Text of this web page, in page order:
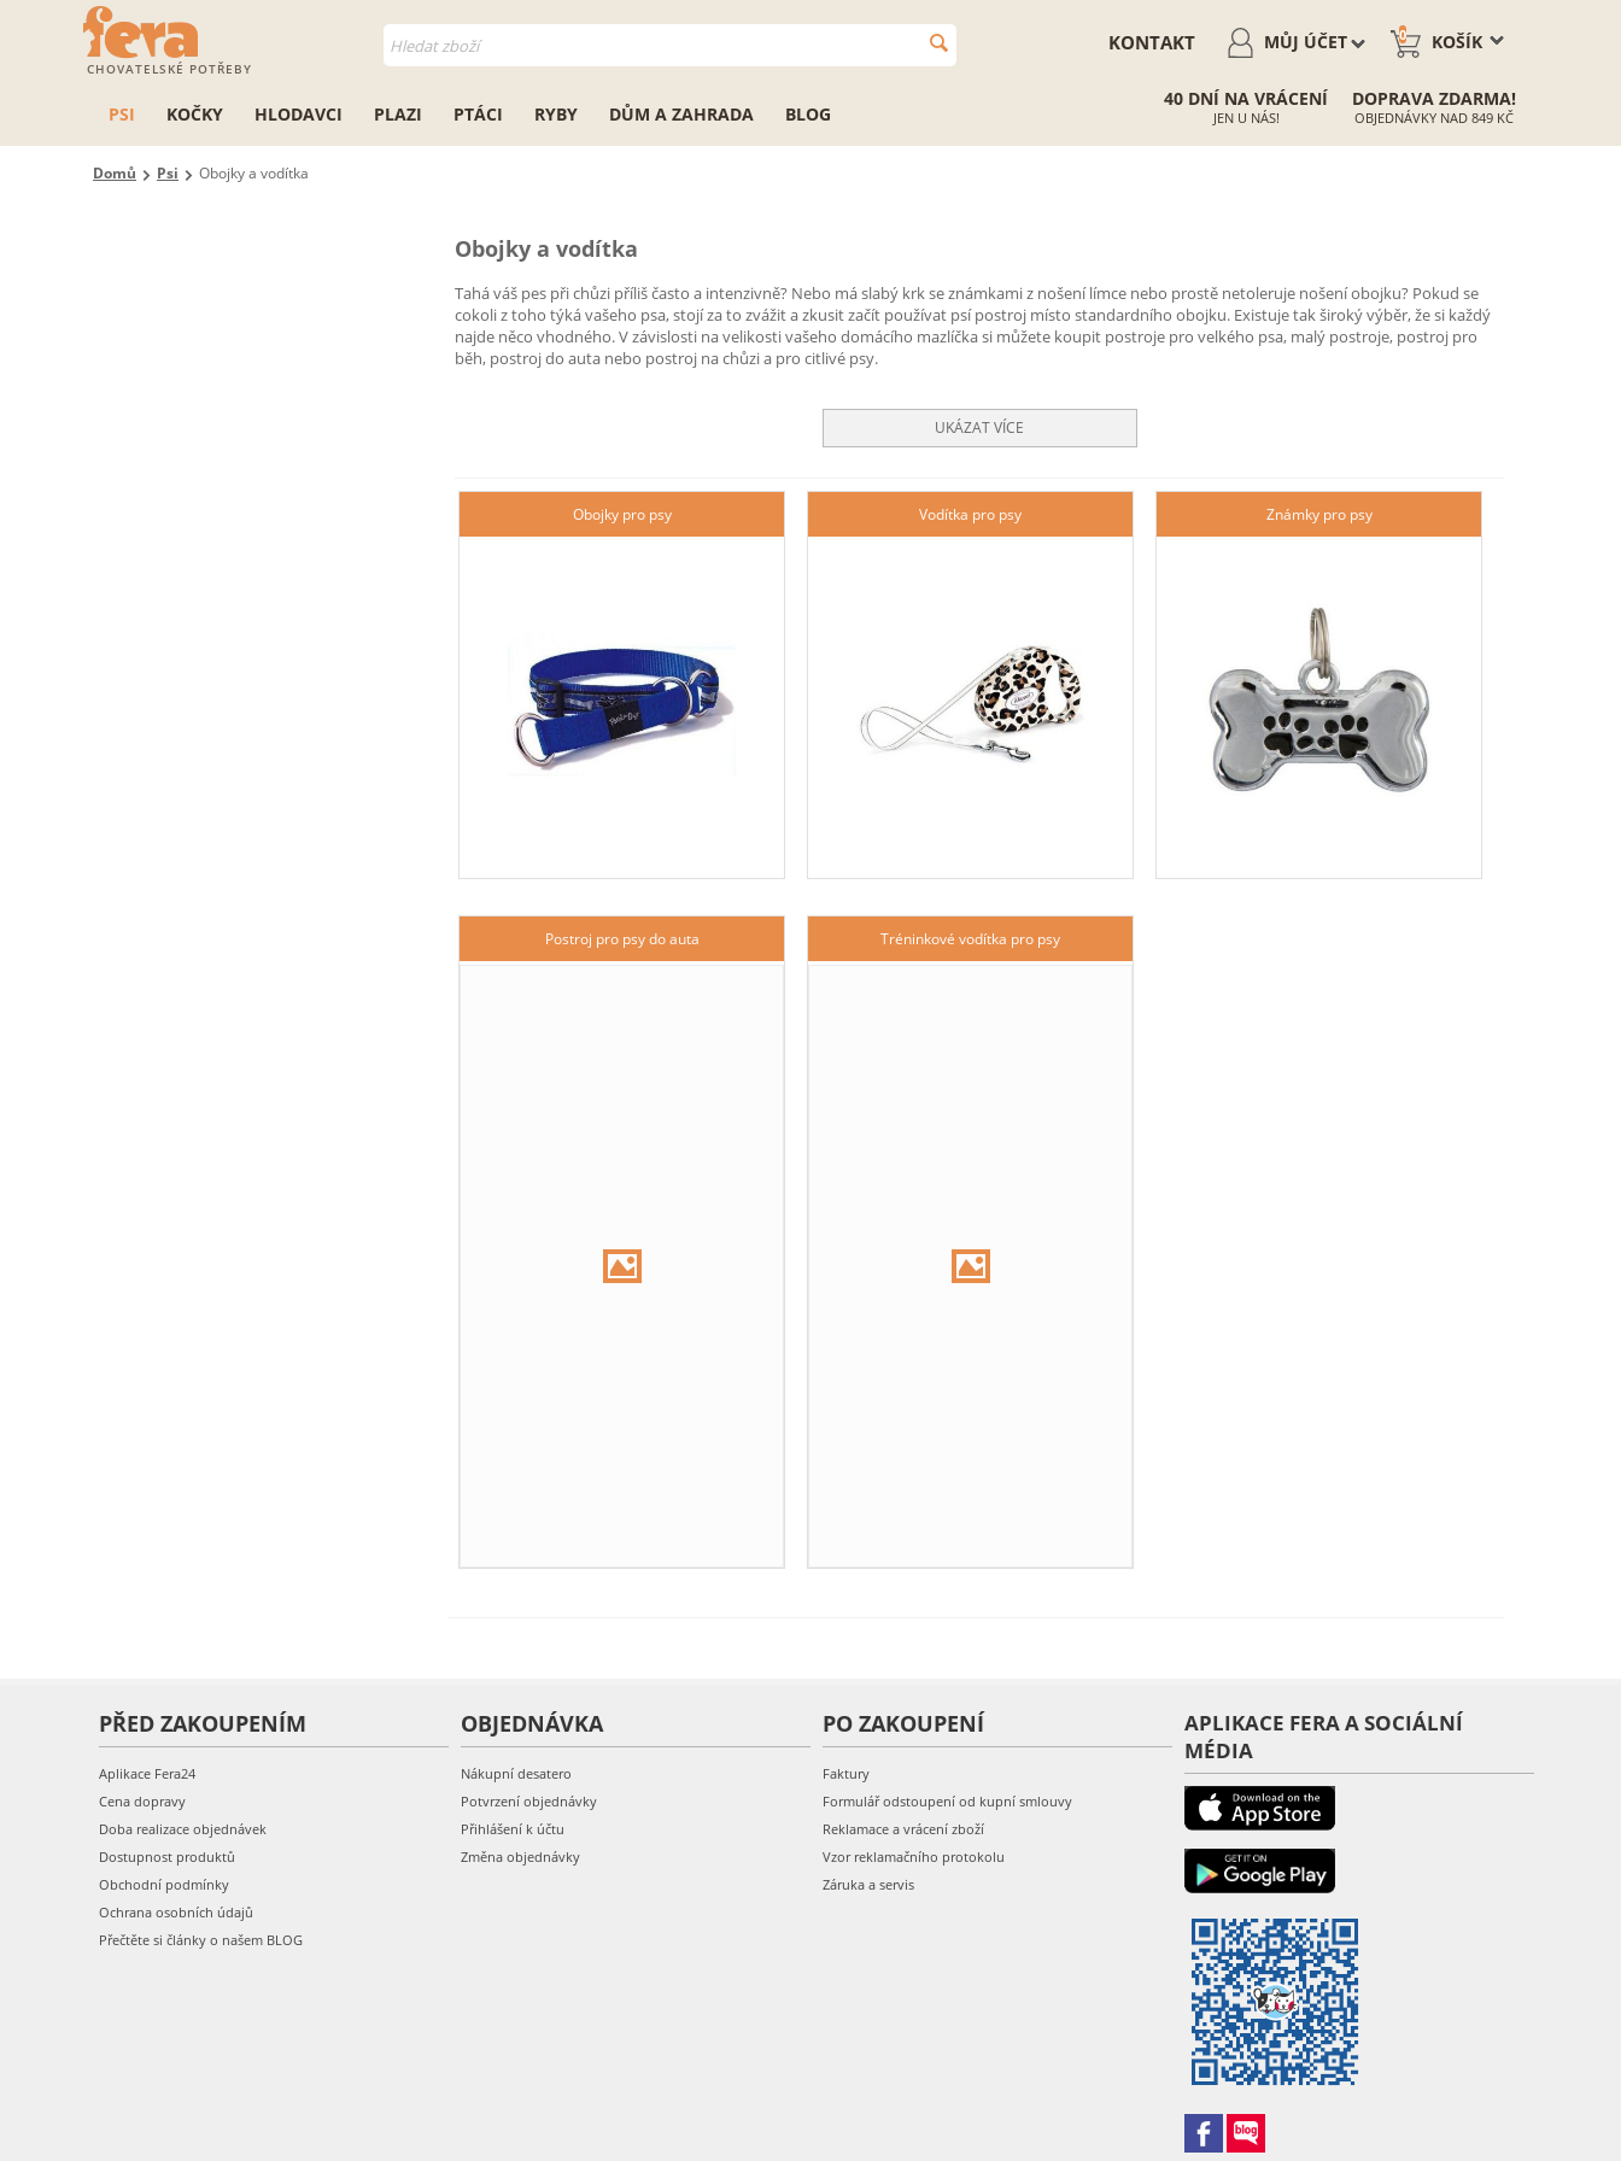
CHOVATELSKÉ POTŘEBY
KOŠÍK
0
MŮJ ÚČET
KONTAKT
PSI KOČKY HLODAVCI PLAZI PTÁCI RYBY DŮM A ZAHRADA BLOG
40 DNÍ NA VRÁCENÍ
JEN U NÁS!
DOPRAVA ZDARMA!
OBJEDNÁVKY NAD 849 KČ
Domů Psi Obojky a vodítka
Obojky a vodítka
Tahá váš pes při chůzi příliš často a intenzivně? Nebo má slabý krk se známkami z nošení límce nebo prostě netoleruje nošení obojku? Pokud se
cokoli z toho týká vašeho psa, stojí za to zvážit a zkusit začít používat psí postroj místo standardního obojku. Existuje tak široký výběr, že si každý
najde něco vhodného. V závislosti na velikosti vašeho domácího mazlíčka si můžete koupit postroje pro velkého psa, malý postroje, postroj pro
běh, postroj do auta nebo postroj na chůzi a pro citlivé psy.
UKÁZAT VÍCE
Obojky pro psy Vodítka pro psy Známky pro psy
Postroj pro psy do auta Tréninkové vodítka pro psy
PŘED ZAKOUPENÍM
Aplikace Fera24
Cena dopravy
Doba realizace objednávek
Dostupnost produktů
Obchodní podmínky
Ochrana osobních údajů
Přečtěte si články o našem BLOG
OBJEDNÁVKA
Nákupní desatero
Potvrzení objednávky
Přihlášení k účtu
Změna objednávky
PO ZAKOUPENÍ
Faktury
Formulář odstoupení od kupní smlouvy
Reklamace a vrácení zboží
Vzor reklamačního protokolu
Záruka a servis
APLIKACE FERA A SOCIÁLNÍ
MÉDIA